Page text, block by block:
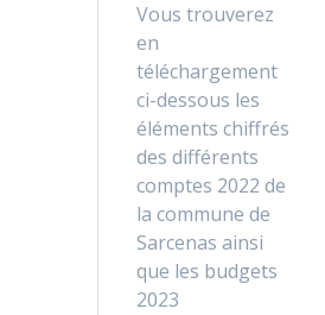
Vous trouverez
en
téléchargement
ci-dessous les
éléments chiffrés
des différents
comptes 2022 de
la commune de
Sarcenas ainsi
que les budgets
2023